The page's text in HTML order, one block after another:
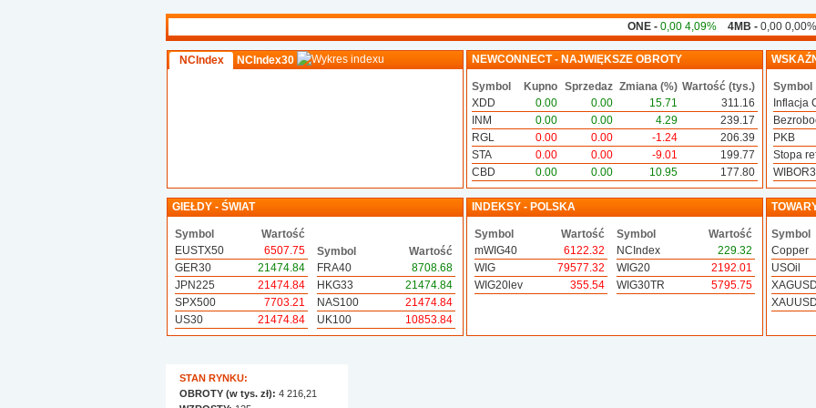
0,00 4,09% 4MB -0,00 0,00% 7FT -
NCIndex NCIndex30 NEWCONNECT - NAJWIĘKSZE OBROTY
Symbol Kupno Sprzedaz Zmiana (%) Wartość (tys.)
XDD
0.00 0.00 15.71
311.16
INM
0.00 0.00 4.29
239.17
RGL
0.00 0.00 -1.24
206.39
STA
0.00 0.00 -9.01
199.77
CBD
0.00 0.00 10.95 177.80
Symbol
Inflacja
PKB
Stopa
GIEŁDY - ŚWIAT
Symbol
Wartość
EUSTX50
6507.75
GER30
21474.84
JPN225
21474.84
SPX500
7703.21
US30
21474.84
Symbol
Wartość
FRA40
8708.68
HKG33
21474.84
NAS100
21474.84
UK100
10853.84
INDEKSY - POLSKA
Symbol
Wartość
mWIG40
6122.32
WIG
79577.32
WIG20lev
355.54
Symbol
Wartość
NCIndex
229.32
WIG20
2192.01
WIG30TR
5795.75
Symbol
Copper
USOil
XAGUSD
XAUUSD
STAN RYNKU:
OBROTY (w tys. zł): 4 216,21